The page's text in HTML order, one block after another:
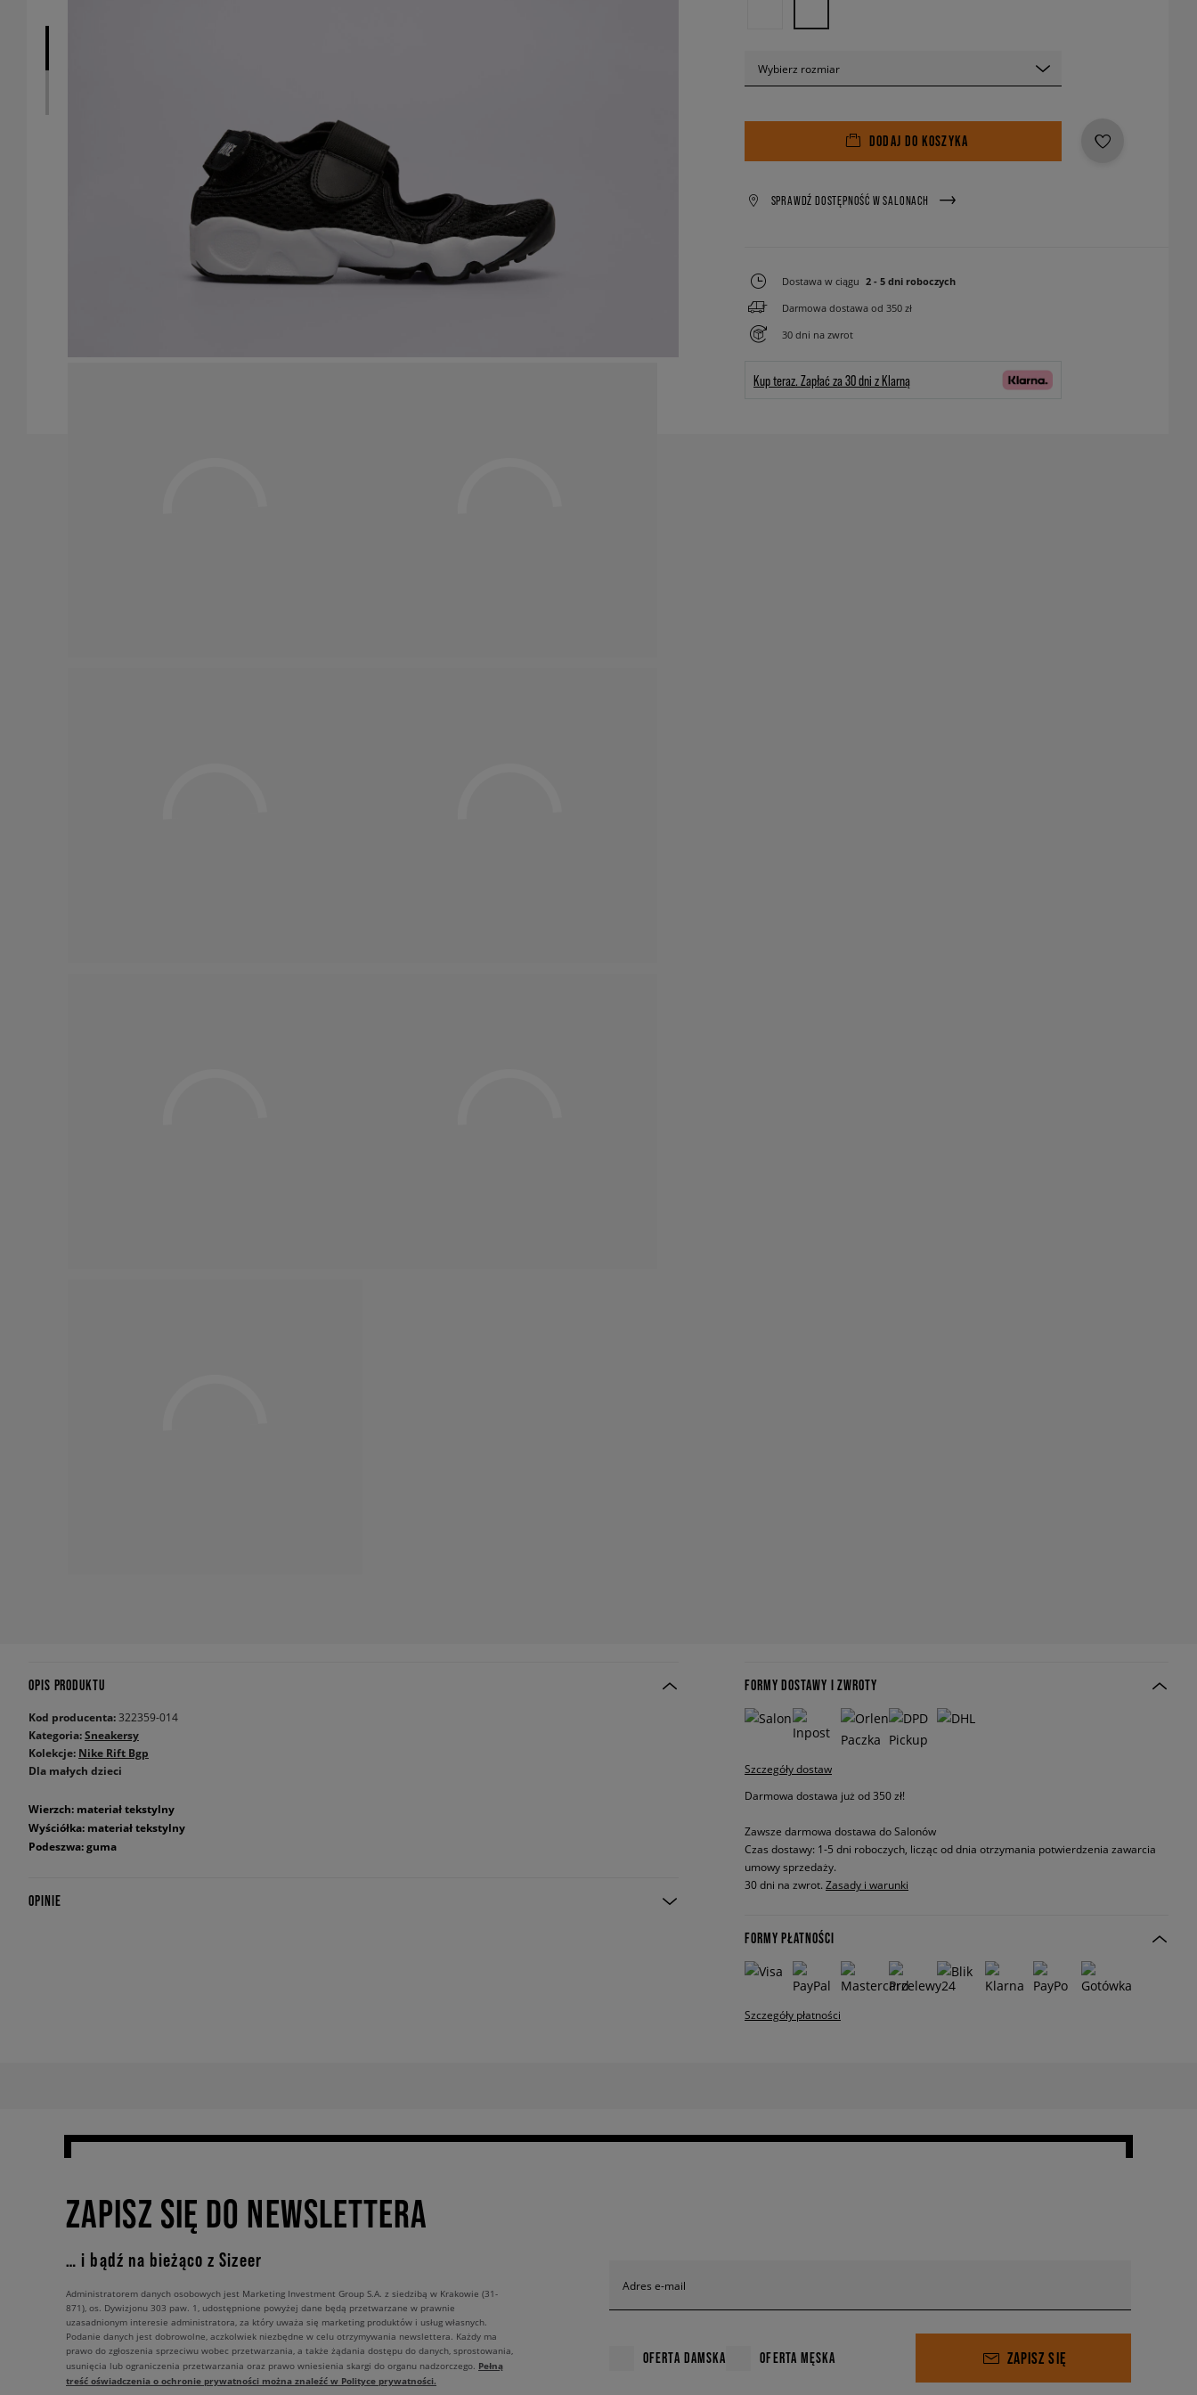
Wybierz rozmiar
DODAJ DO KOSZYKA
SPRAWDŹ DOSTĘPNOŚĆ W SALONACH
Dostawa w ciągu 2 - 5 dni roboczych
Darmowa dostawa od 350 zł
30 dni na zwrot
Kup teraz. Zapłać za 30 dni z Klarną
OPIS PRODUKTU
Kod producenta: 322359-014
Kategoria:Sneakersy
Kolekcje: Nike Rift Bgp
Dla małych dzieci
Wierzch: materiał tekstylny
Wyściółka: materiał tekstylny
Podeszwa: guma
OPINIE
FORMY DOSTAWY I ZWROTY
Szczegóły dostaw
Darmowa dostawa już od 350 zł!
Zawsze darmowa dostawa do Salonów
Czas dostawy: 1-5 dni roboczych, licząc od dnia otrzymania potwierdzenia zawarcia
umowy sprzedaży.
30 dni na zwrot. Zasady i warunki
FORMY PŁATNOŚCI
Szczegóły płatności
ZAPISZ SIĘ DO NEWSLETTERA
… i bądź na bieżąco z Sizeer
Adres e-mail
OFERTA DAMSKA OFERTA MĘSKA ZAPISZ SIĘ
Administratorem danych osobowych jest Marketing Investment Group S.A. z siedzibą w Krakowie (31-
871), os. Dywizjonu 303 paw. 1, udostępnione powyżej dane będą przetwarzane w prawnie
uzasadnionym interesie administratora, za który uważa się marketing produktów i usług własnych.
Podanie danych jest dobrowolne, aczkolwiek niezbędne w celu otrzymywania newslettera. Każdy ma
prawo do zgłoszenia sprzeciwu wobec przetwarzania, a także żądania dostępu do danych, sprostowania,
usunięcia lub ograniczenia przetwarzania oraz prawo wniesienia skargi do organu nadzorczego. Pełną
treść oświadczenia o ochronie prywatności można znaleźć w Polityce prywatności.